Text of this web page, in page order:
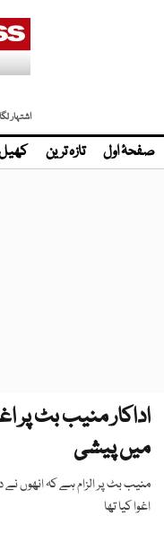
اشتہار
صفحۂ اول تازہ ترین
اداکار منیب بٹ پر
میں پیشی
منیب بٹ پر الزام ہے کہ انھوں
اغوا کیا تھا